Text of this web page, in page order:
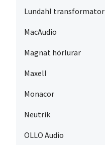
Lundahl transformator
MacAudio
Magnat hörlurar
Maxell
Monacor
Neutrik
OLLO Audio